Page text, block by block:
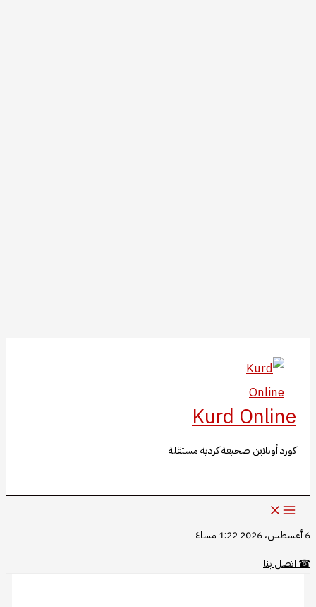
المحتوى
Kurd Online
كورد أونلاين صحيفة كردية مستقلة
6 أغسطس، 2026 1:22 مساءً
☎اتصل بنا